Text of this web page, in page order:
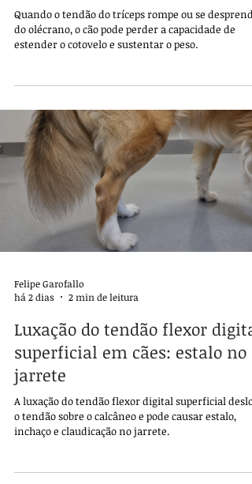
Quando o tendão do tríceps rompe ou se desprende
do olécrano, o cão pode perder a capacidade de
estender o cotovelo e sustentar o peso.
Felipe Garofallo
há 2 dias
2 min de leitura
Luxação do tendão flexor digital
superficial em cães: estalo no
jarrete
A luxação do tendão flexor digital superficial
o tendão sobre o calcâneo e pode causar estalo,
inchaço e claudicação no jarrete.